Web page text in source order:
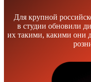
Для крупной
в студии обновили
их такими, какими они